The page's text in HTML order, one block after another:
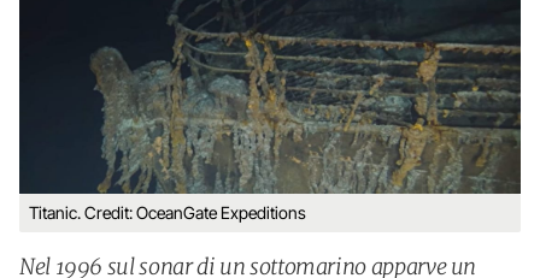
Titanic. Credit: OceanGate Expeditions
Nel 1996 sul sonar di un sottomarino apparve un